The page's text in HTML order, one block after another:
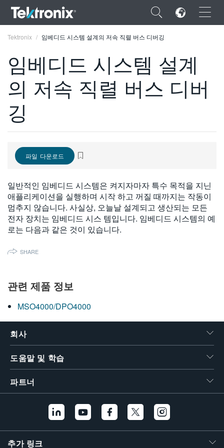
×
ENGLISH
VIỆT NAM
日本語
한국어
繁體中文
Tektronix 임베디드 시스템 설계의 저속 직렬 버스 디버깅
임베디드 시스템 설계
의 저속 직렬 버스 디버
깅
파일 다운로드
일반적인 임베디드 시스템은 켜지자마자 특수 목적을 지닌
애플리케이션을 실행하며 시작 하고 꺼질 때까지는 작동이
멈추지 않습니다. 사실상, 오늘날 설계되고 생산되는 모든
전자 장치는 임베디드 시스 템입니다. 임베디드 시스템의 예
로는 다음과 같은 것이 있습니다.
SHARE
관련 제품 정보
MSO4000/DPO4000
회사
도움말 및 학습
파트너
추가 링크